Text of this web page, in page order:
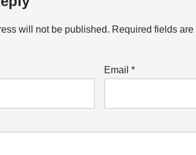
will not be published. Required fields are
Email *